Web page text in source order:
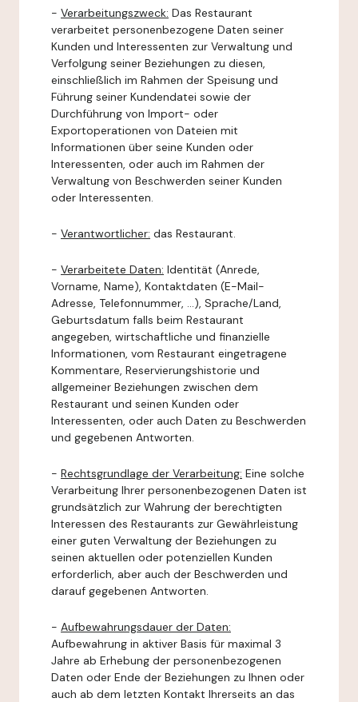
- Verarbeitungszweck: Das Restaurant
verarbeitet personenbezogene Daten seiner
Kunden und Interessenten zur Verwaltung und
Verfolgung seiner Beziehungen zu diesen,
einschließlich im Rahmen der Speisung und
Führung seiner Kundendatei sowie der
Durchführung von Import- oder
Exportoperationen von Dateien mit
Informationen über seine Kunden oder
Interessenten, oder auch im Rahmen der
Verwaltung von Beschwerden seiner Kunden
oder Interessenten.
- Verantwortlicher: das Restaurant.
- Verarbeitete Daten: Identität (Anrede,
Vorname, Name), Kontaktdaten (E-Mail-
Adresse, Telefonnummer, ...), Sprache/Land,
Geburtsdatum falls beim Restaurant
angegeben, wirtschaftliche und finanzielle
Informationen, vom Restaurant eingetragene
Kommentare, Reservierungshistorie und
allgemeiner Beziehungen zwischen dem
Restaurant und seinen Kunden oder
Interessenten, oder auch Daten zu Beschwerden
und gegebenen Antworten.
- Rechtsgrundlage der Verarbeitung: Eine solche
Verarbeitung Ihrer personenbezogenen Daten ist
grundsätzlich zur Wahrung der berechtigten
Interessen des Restaurants zur Gewährleistung
einer guten Verwaltung der Beziehungen zu
seinen aktuellen oder potenziellen Kunden
erforderlich, aber auch der Beschwerden und
darauf gegebenen Antworten.
- Aufbewahrungsdauer der Daten:
Aufbewahrung in aktiver Basis für maximal 3
Jahre ab Erhebung der personenbezogenen
Daten oder Ende der Beziehungen zu Ihnen oder
auch ab dem letzten Kontakt Ihrerseits an das